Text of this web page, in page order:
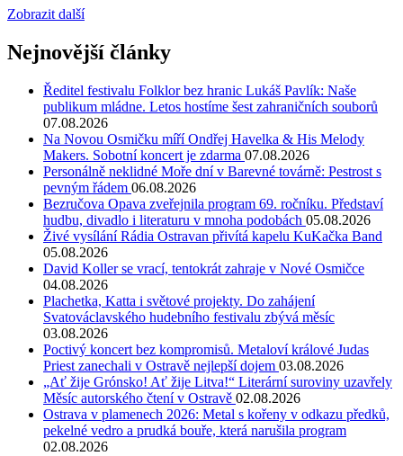
Zobrazit další
Nejnovější články
Ředitel festivalu Folklor bez hranic Lukáš Pavlík: Naše
publikum mládne. Letos hostíme šest zahraničních souborů
07.08.2026
Na Novou Osmičku míří Ondřej Havelka & His Melody
Makers. Sobotní koncert je zdarma 07.08.2026
Personálně neklidné Moře dní v Barevné továrně: Pestrost s
pevným řádem 06.08.2026
Bezručova Opava zveřejnila program 69. ročníku. Představí
hudbu, divadlo i literaturu v mnoha podobách 05.08.2026
Živé vysílání Rádia Ostravan přivítá kapelu KuKačka Band
05.08.2026
David Koller se vrací, tentokrát zahraje v Nové Osmičce
04.08.2026
Plachetka, Katta i světové projekty. Do zahájení
Svatováclavského hudebního festivalu zbývá měsíc
03.08.2026
Poctivý koncert bez kompromisů. Metaloví králové Judas
Priest zanechali v Ostravě nejlepší dojem 03.08.2026
„Ať žije Grónsko! Ať žije Litva!“ Literární suroviny uzavřely
Měsíc autorského čtení v Ostravě 02.08.2026
Ostrava v plamenech 2026: Metal s kořeny v odkazu předků,
pekelné vedro a prudká bouře, která narušila program
02.08.2026